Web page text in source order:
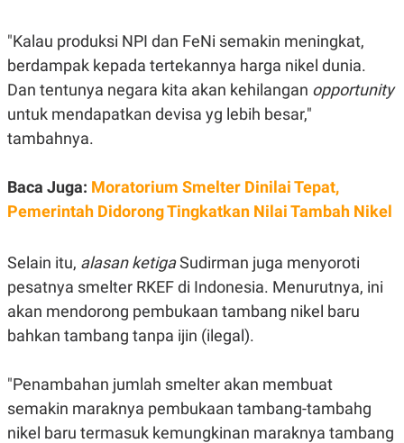
T
A
K
N
E
P
A
E
A
V
R
S
N
G
M
E
D
A
D
"Kalau produksi NPI dan FeNi semakin meningkat,
berdampak kepada tertekannya harga nikel dunia.
Dan tentunya negara kita akan kehilangan opportunity
untuk mendapatkan devisa yg lebih besar,"
tambahnya.
Baca Juga: Moratorium Smelter Dinilai Tepat,
Pemerintah Didorong Tingkatkan Nilai Tambah Nikel
Selain itu, alasan ketigaSudirman juga menyoroti
pesatnya smelter RKEF di Indonesia. Menurutnya, ini
akan mendorong pembukaan tambang nikel baru
bahkan tambang tanpa ijin (ilegal).
"Penambahan jumlah smelter akan membuat
semakin maraknya pembukaan tambang-tambahg
nikel baru termasuk kemungkinan maraknya tambang